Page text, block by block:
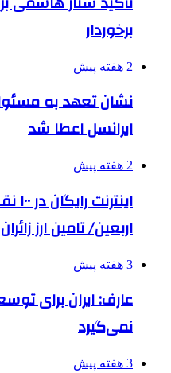
برخوردار
2 هفته پیش
نشان تعهد به
ایرانسل اعطا شد
2 هفته پیش
اربعین/ تامین ارز زائران
3 هفته پیش
عارف: ایران برای
نمی‌گیرد
3 هفته پیش